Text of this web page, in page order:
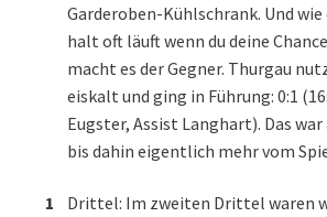
Garderoben-Kühlschrank. Und
halt oft läuft wenn du deine
macht es der Gegner. Thurgau
eiskalt und ging in Führung: 0:1
Eugster, Assist Langhart). Das
bis dahin eigentlich mehr vom
Drittel: Im zweiten Drittel waren